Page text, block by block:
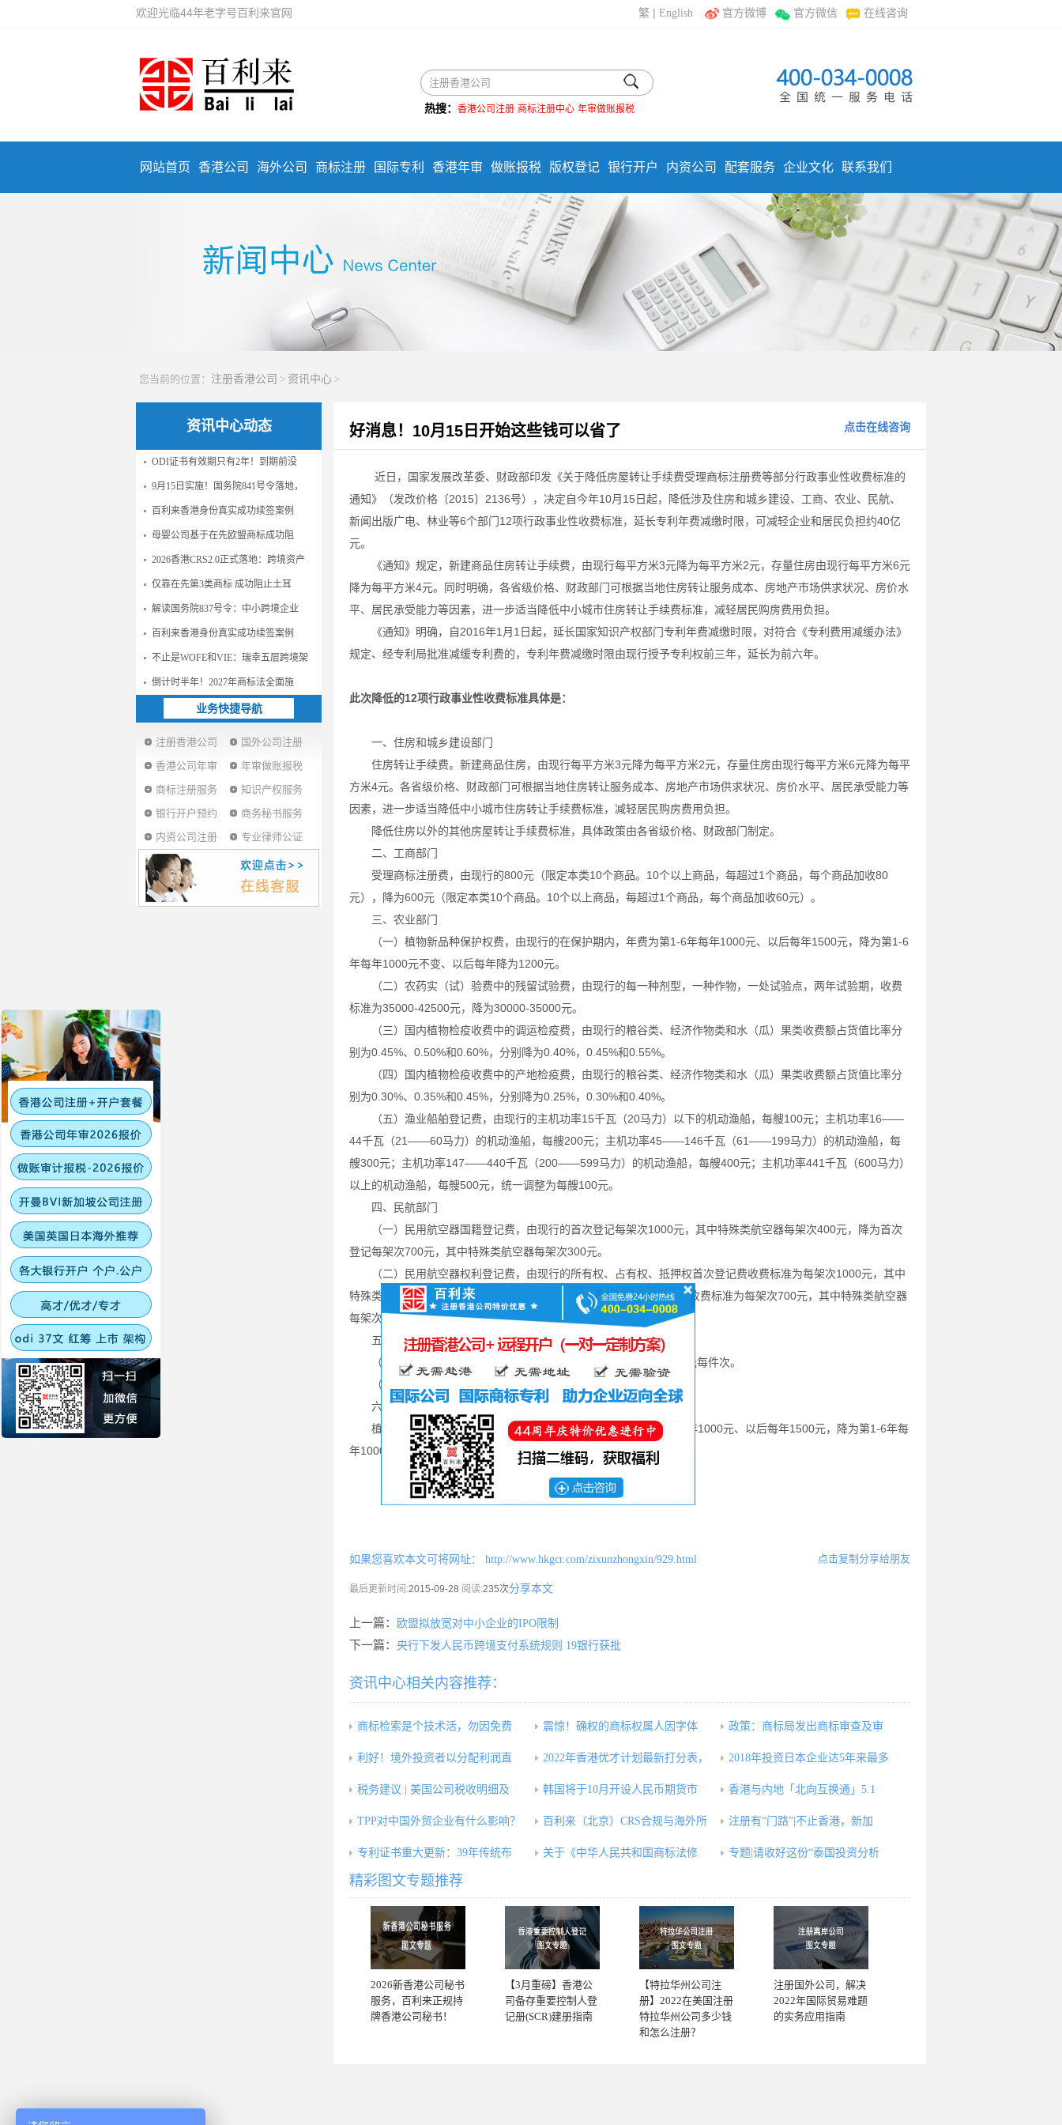
欢迎光临44年老字号百利来官网 繁 |English 官方微博 官方微信 在线咨询
热搜： 香港公司注册 商标注册中心 年审做账报税
网站首页 香港公司 海外公司 商标注册 国际专利 香港年审 做账报税 版权登记 银行开户 内资公司 配套服务 企业文化 联系我们
您当前的位置： 注册香港公司 > 资讯中心 >
资讯中心动态
ODI证书有效期只有2年！到期前没
9月15日实施！国务院841号令落地，
百利来香港身份真实成功续签案例
母婴公司基于在先欧盟商标成功阻
2026香港CRS2.0正式落地：跨境资产
仅靠在先第3类商标 成功阻止土耳
解读国务院837号令：中小跨境企业
百利来香港身份真实成功续签案例
不止是WOFE和VIE：瑞幸五层跨境架
倒计时半年！2027年商标法全面施
业务快捷导航
注册香港公司
国外公司注册
香港公司年审
年审做账报税
商标注册服务
知识产权服务
银行开户预约
商务秘书服务
内资公司注册
专业律师公证
好消息！10月15日开始这些钱可以省了 点击在线咨询
近日，国家发展改革委、财政部印发《关于降低房屋转让手续费受理商标注册费等部分行政事业性收费标准的
通知》（发改价格〔2015〕2136号），决定自今年10月15日起，降低涉及住房和城乡建设、工商、农业、民航、
新闻出版广电、林业等6个部门12项行政事业性收费标准，延长专利年费减缴时限，可减轻企业和居民负担约40亿
元。
《通知》规定，新建商品住房转让手续费，由现行每平方米3元降为每平方米2元，存量住房由现行每平方米6元
降为每平方米4元。同时明确，各省级价格、财政部门可根据当地住房转让服务成本、房地产市场供求状况、房价水
平、居民承受能力等因素，进一步适当降低中小城市住房转让手续费标准，减轻居民购房费用负担。
《通知》明确，自2016年1月1日起，延长国家知识产权部门专利年费减缴时限，对符合《专利费用减缓办法》
规定、经专利局批准减缓专利费的，专利年费减缴时限由现行授予专利权前三年，延长为前六年。
此次降低的12项行政事业性收费标准具体是：
一、住房和城乡建设部门
住房转让手续费。新建商品住房，由现行每平方米3元降为每平方米2元，存量住房由现行每平方米6元降为每平
方米4元。各省级价格、财政部门可根据当地住房转让服务成本、房地产市场供求状况、房价水平、居民承受能力等
因素，进一步适当降低中小城市住房转让手续费标准，减轻居民购房费用负担。
降低住房以外的其他房屋转让手续费标准，具体政策由各省级价格、财政部门制定。
二、工商部门
受理商标注册费，由现行的800元（限定本类10个商品。10个以上商品，每超过1个商品，每个商品加收80
元），降为600元（限定本类10个商品。10个以上商品，每超过1个商品，每个商品加收60元）。
三、农业部门
（一）植物新品种保护权费，由现行的在保护期内，年费为第1-6年每年1000元、以后每年1500元，降为第1-6
年每年1000元不变、以后每年降为1200元。
（二）农药实（试）验费中的残留试验费，由现行的每一种剂型，一种作物，一处试验点，两年试验期，收费
标准为35000-42500元，降为30000-35000元。
（三）国内植物检疫收费中的调运检疫费，由现行的粮谷类、经济作物类和水（瓜）果类收费额占货值比率分
别为0.45%、0.50%和0.60%，分别降为0.40%，0.45%和0.55%。
（四）国内植物检疫收费中的产地检疫费，由现行的粮谷类、经济作物类和水（瓜）果类收费额占货值比率分
别为0.30%、0.35%和0.45%，分别降为0.25%，0.30%和0.40%。
（五）渔业船舶登记费，由现行的主机功率15千瓦（20马力）以下的机动渔船，每艘100元；主机功率16——
44千瓦（21——60马力）的机动渔船，每艘200元；主机功率45——146千瓦（61——199马力）的机动渔船，每
艘300元；主机功率147——440千瓦（200——599马力）的机动渔船，每艘400元；主机功率441千瓦（600马力）
以上的机动渔船，每艘500元，统一调整为每艘100元。
四、民航部门
（一）民用航空器国籍登记费，由现行的首次登记每架次1000元，其中特殊类航空器每架次400元，降为首次
登记每架次700元，其中特殊类航空器每架次300元。
（二）民用航空器权利登记费，由现行的所有权、占有权、抵押权首次登记费收费标准为每架次1000元，其中
特殊类航空器每架次400元，降为所有权、占有权、抵押权首次登记费收费标准为每架次700元，其中特殊类航空器
每架次300元。
五、新闻出版广电部门
（一）软件著作权登记申请费，由现行的250元每件次，降为200元每件次。
（二）软件著作权登记证书工本费，由现行的50元，降为10元。
六、林业部门
植物新品种保护权收费，由现行的在保护期内，年费为第1-6年每年1000元、以后每年1500元，降为第1-6年每
年1000元不变、以后每年降为1200元。
如果您喜欢本文可将网址： http://www.hkgcr.com/zixunzhongxin/929.html 点击复制分享给朋友
最后更新时间:2015-09-28 阅读:235次分享本文
上一篇： 欧盟拟放宽对中小企业的IPO限制
下一篇： 央行下发人民币跨境支付系统规则 19银行获批
资讯中心相关内容推荐：
商标检索是个技术活，勿因免费 震惊！确权的商标权属人因字体 政策：商标局发出商标审查及审
利好！境外投资者以分配利润直 2022年香港优才计划最新打分表， 2018年投资日本企业达5年来最多
税务建议 | 美国公司税收明细及 韩国将于10月开设人民币期货市 香港与内地「北向互换通」5.1
TPP对中国外贸企业有什么影响？ 百利来（北京）CRS合规与海外所 注册有“门路”|不止香港，新加
专利证书重大更新：39年传统布 关于《中华人民共和国商标法修 专题|请收好这份“泰国投资分析
精彩图文专题推荐
2026新香港公司秘书
服务，百利来正规持
牌香港公司秘书！
【3月重磅】香港公
司备存重要控制人登
记册(SCR)建册指南
【特拉华州公司注
册】2022在美国注册
特拉华州公司多少钱
和怎么注册？
注册国外公司，解决
2022年国际贸易难题
的实务应用指南